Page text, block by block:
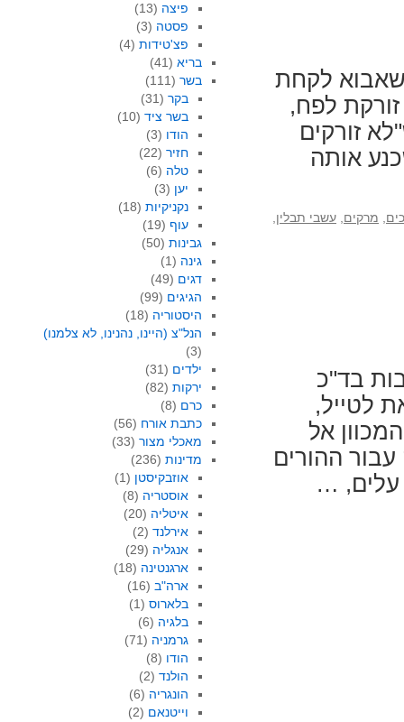
לקחת
זורקת לפח,
זורקים
אותה
מרקים עשבי תבלין
בד"כ
לטייל,
אל
ההורים
עלים, …
פיצה (13)
פסטה (3)
פצ'טידות (4)
בריא(41)
בשר(111)
בקר (31)
בשר ציד (10)
הודו (3)
חזיר (22)
טלה (6)
יען (3)
נקניקיות (18)
עוף (19)
גבינות(50)
גינה (1)
דגים (49)
הגיגים (99)
היסטוריה (18)
הנל"צ (היינו, נהנינו, לא צלמנו)
(3)
ילדים (31)
ירקות(82)
כרם (8)
כתבת אורח (56)
מאכלי מצור(33)
מדינות(236)
אוזבקיסטן (1)
אוסטריה (8)
איטליה (20)
אירלנד (2)
אנגליה (29)
ארגנטינה (18)
ארה"ב (16)
בלארוס (1)
בלגיה (6)
גרמניה (71)
הודו (8)
הולנד (2)
הונגריה (6)
וייטנאם (2)